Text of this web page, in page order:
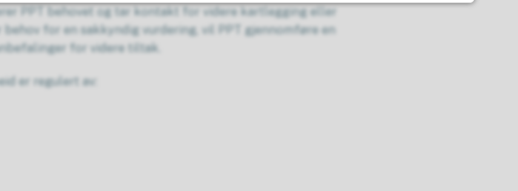
PPT behovet og tar kontakt for videre kartlegging eller
behov for en sakkyndig vurdering, vil PPT gjennomføre en
for videre tiltak.
er regulert av: